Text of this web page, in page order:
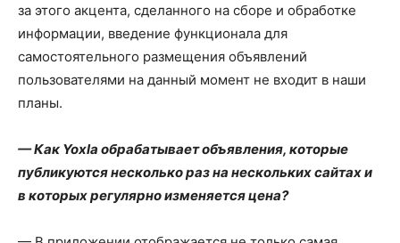
за этого акцента, сделанного на сборе и обработке
информации, введение функционала для
самостоятельного размещения объявлений
пользователями на данный момент не входит в наши
планы.
— Как Yoxla обрабатывает объявления, которые
публикуются несколько раз на нескольких сайтах и
в которых регулярно изменяется цена?